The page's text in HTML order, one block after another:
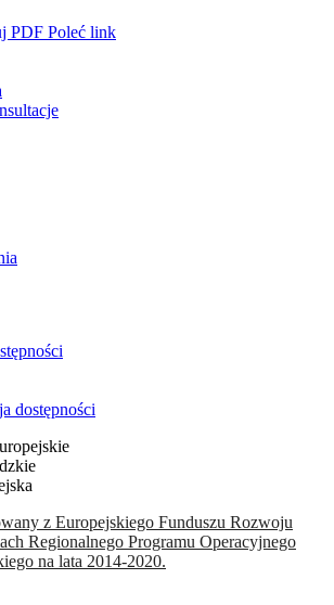
PDF Poleć link
dostępności
z Europejskiego Funduszu Rozwoju
Regionalnego Programu Operacyjnego
na lata 2014-2020.